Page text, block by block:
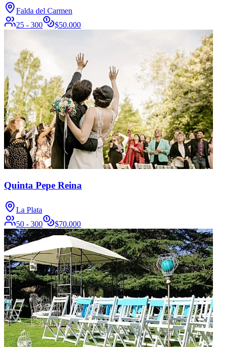
Falda del Carmen
25 - 300
$50.000
Quinta Pepe Reina
La Plata
50 - 300
$70.000